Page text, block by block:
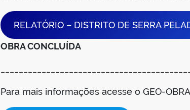
RELATÓRIO – DISTRITO DE SERRA
OBRA CONCLUÍDA
Para mais informações acesse o GEO-